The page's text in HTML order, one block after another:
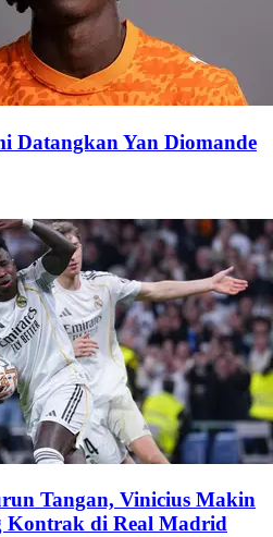
Datangkan Yan Diomande
Tangan, Vinicius Makin
Kontrak di Real Madrid